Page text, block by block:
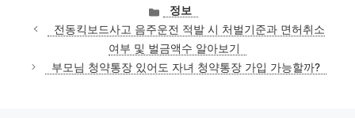
카
테
고
리
정보
전동킥보드사고 음주운전 적발 시 처벌기준과 면허취소
여부 및 벌금액수 알아보기
부모님 청약통장 있어도 자녀 청약통장 가입 가능할까?